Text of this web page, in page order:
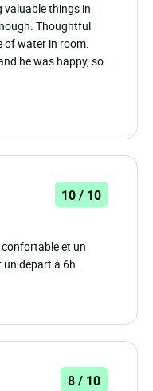
valuable things in
Thoughtful
of water in room.
he was happy, so
10 / 10
confortable et un
un départ à 6h.
8 / 10